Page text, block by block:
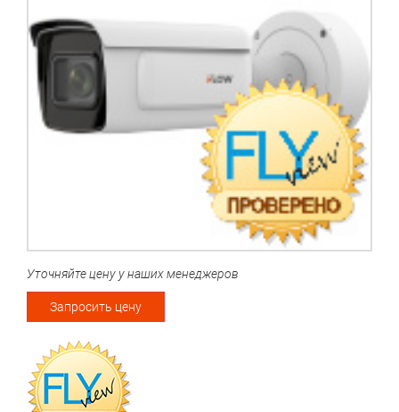
Уточняйте цену у наших менеджеров
Запросить цену